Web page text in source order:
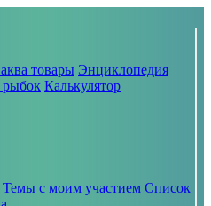
товары Энциклопедия
рыбок Калькулятор
Темы с моим участием Список